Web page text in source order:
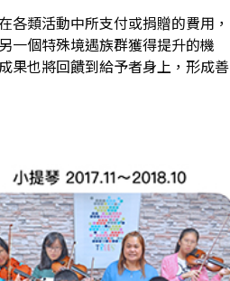
類活動中所支付或捐贈的費用，
一個特殊境遇族群獲得提升的機
果也將回饋到給予者身上，形成善